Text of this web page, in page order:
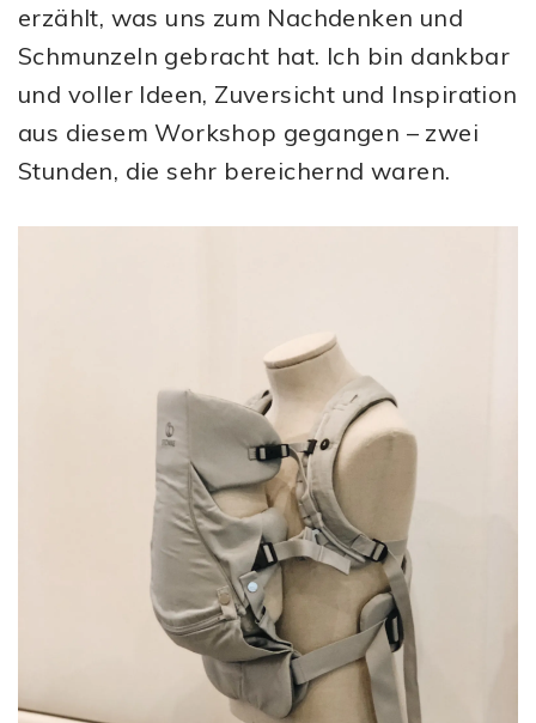
erzählt, was uns zum Nachdenken und
Schmunzeln gebracht hat. Ich bin dankbar
und voller Ideen, Zuversicht und Inspiration
aus diesem Workshop gegangen – zwei
Stunden, die sehr bereichernd waren.